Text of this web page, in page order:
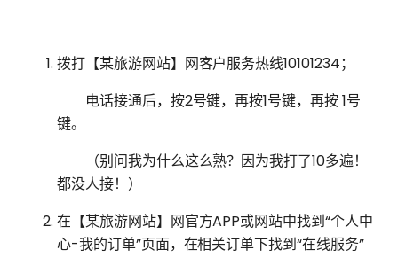
拨打【某旅游网站】网客户服务热线10101234；
电话接通后，按2号键，再按1号键，再按 1号
键。
（别问我为什么这么熟？因为我打了10多遍！
都没人接！）
在【某旅游网站】网官方APP或网站中找到“个人中
心-我的订单”页面，在相关订单下找到“在线服务”